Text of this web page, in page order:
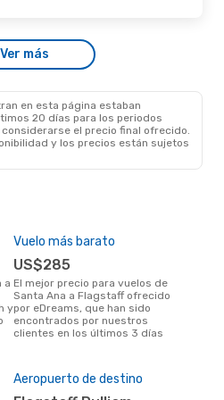
30 De Ago.
Ver más
en esta página estaban
20 días para los periodos
el precio final ofrecido.
y los precios están sujetos
y
Vuelo más barato
US$285
El mejor precio para vuelos de
Santa Ana a Flagstaff ofrecido
por eDreams, que han sido
encontrados por nuestros
clientes en los últimos 3 días
Aeropuerto de destino